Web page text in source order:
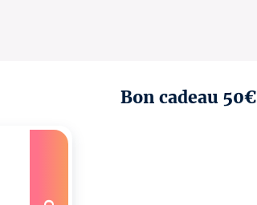
Bon cadeau 50€